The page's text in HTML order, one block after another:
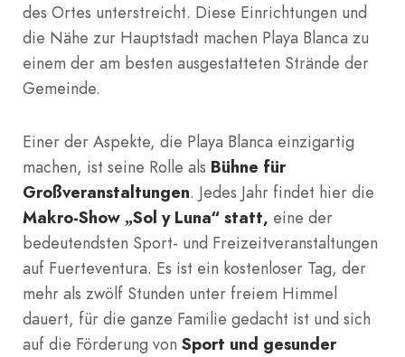
des Ortes unterstreicht. Diese Einrichtungen und
die Nähe zur Hauptstadt machen Playa Blanca zu
einem der am besten ausgestatteten Strände der
Gemeinde.
Einer der Aspekte, die Playa Blanca einzigartig
machen, ist seine Rolle als Bühne für
Großveranstaltungen. Jedes Jahr findet hier die
Makro-Show „Sol y Luna“ statt, eine der
bedeutendsten Sport- und Freizeitveranstaltungen
auf Fuerteventura. Es ist ein kostenloser Tag, der
mehr als zwölf Stunden unter freiem Himmel
dauert, für die ganze Familie gedacht ist und sich
auf die Förderung von Sport und gesunder